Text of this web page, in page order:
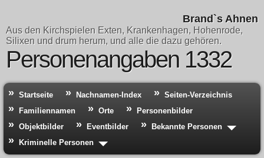
Brand`s Ahnen
Aus den Kirchspielen Exten, Krankenhagen, Hohenrode,
Silixen und drum herum, und alle die dazu gehören.
Personenangaben 1332
Startseite Nachnamen-Index
Seiten-Verzeichnis
Familiennamen
Orte
Personenbilder
Objektbilder
Eventbilder
Bekannte Personen
Kriminelle Personen